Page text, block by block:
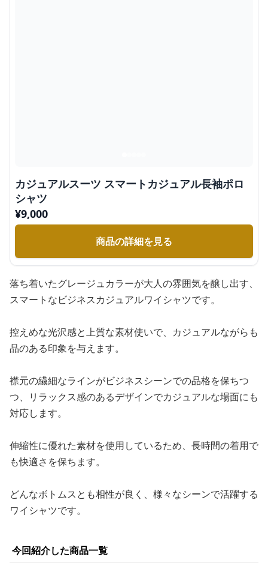
カジュアルスーツ スマートカジュアル長袖ポロ
シャツ
¥9,000
商品の詳細を見る
落ち着いたグレージュカラーが大人の雰囲気を醸し出す、
スマートなビジネスカジュアルワイシャツです。
控えめな光沢感と上質な素材使いで、カジュアルながらも
品のある印象を与えます。
襟元の繊細なラインがビジネスシーンでの品格を保ちつ
つ、リラックス感のあるデザインでカジュアルな場面にも
対応します。
伸縮性に優れた素材を使用しているため、長時間の着用で
も快適さを保ちます。
どんなボトムスとも相性が良く、様々なシーンで活躍する
ワイシャツです。
今回紹介した商品一覧